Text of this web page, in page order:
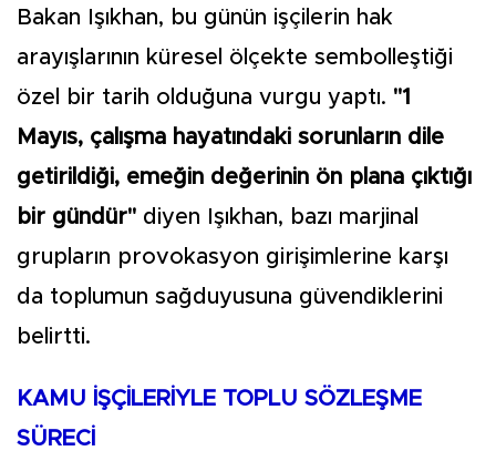
Bakan Işıkhan, bu günün işçilerin hak
arayışlarının küresel ölçekte sembolleştiği
özel bir tarih olduğuna vurgu yaptı. "1
Mayıs, çalışma hayatındaki sorunların dile
getirildiği, emeğin değerinin ön plana çıktığı
bir gündür" diyen Işıkhan, bazı marjinal
grupların provokasyon girişimlerine karşı
da toplumun sağduyusuna güvendiklerini
belirtti.
KAMU İŞÇİLERİYLE TOPLU SÖZLEŞME
SÜRECİ